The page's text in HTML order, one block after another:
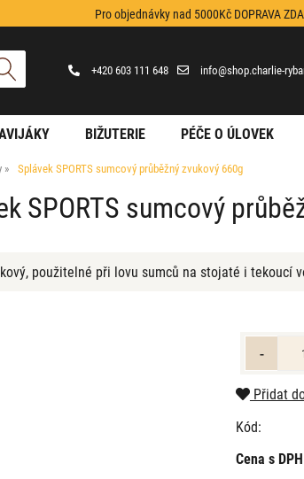
Pro objednávky nad 5000Kč DOPRAVA
+420 603 111 648 info@shop.charlie-
BIŽUTERIE PÉČE O ÚLOVEK
Splávek SPORTS sumcový průběžný zvukový 660g
SPORTS sumcový
použitelné při lovu sumců na stojaté i tekoucí
Přidat
Kód:
Cena s